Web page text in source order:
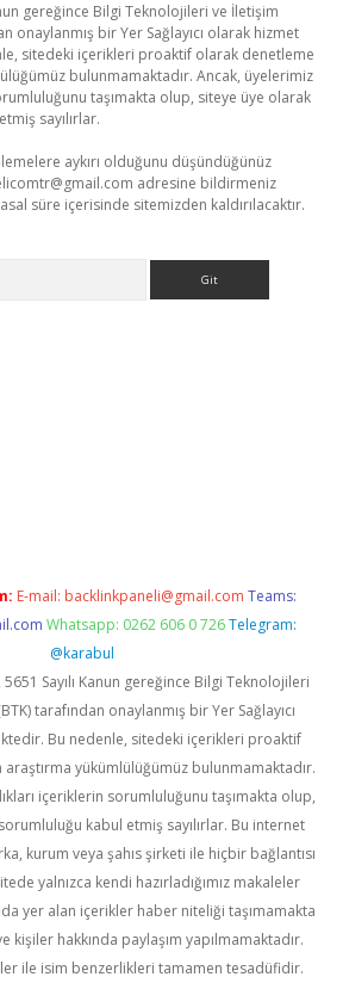
gereğince Bilgi Teknolojileri ve İletişim
onaylanmış bir Yer Sağlayıcı olarak hizmet
sitedeki içerikleri proaktif olarak denetleme
bulunmamaktadır. Ancak, üyelerimiz
taşımakta olup, siteye üye olarak
sayılırlar.
aykırı olduğunu düşündüğünüz
adresine bildirmeniz
süre içerisinde sitemizden kaldırılacaktır.
E-mail: backlinkpaneli@gmail.com Teams:
Whatsapp: 0262 606 0 726 Telegram:
@karabul
5651 Sayılı Kanun gereğince Bilgi Teknolojileri
tarafından onaylanmış bir Yer Sağlayıcı
Bu nedenle, sitedeki içerikleri proaktif
yükümlülüğümüz bulunmamaktadır.
içeriklerin sorumluluğunu taşımakta olup,
kabul etmiş sayılırlar. Bu internet
kurum veya şahıs şirketi ile hiçbir bağlantısı
yalnızca kendi hazırladığımız makaleler
yer alan içerikler haber niteliği taşımamakta
kişiler hakkında paylaşım yapılmamaktadır.
ile isim benzerlikleri tamamen tesadüfidir.